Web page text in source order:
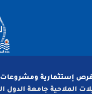
إستثمارية ومشروعات
الملاحية جامعة الدول